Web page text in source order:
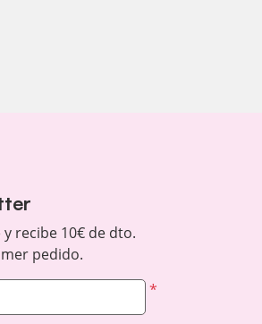
recibe 10€ de dto.
pedido.
*